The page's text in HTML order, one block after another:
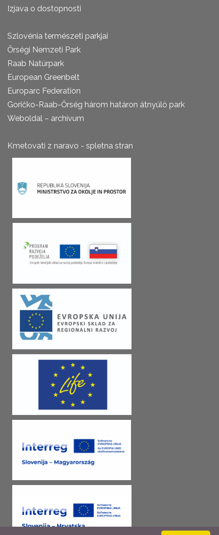
Izjava o dostopnosti
Szlovénia természeti parkjai
Őrségi Nemzeti Park
Raab Natúrpark
European Greenbelt
Europarc Federation
Goričko-Raab-Őrség három határon átnyúló park
Weboldal – archívum
Kmetovati z naravo - spletna stran